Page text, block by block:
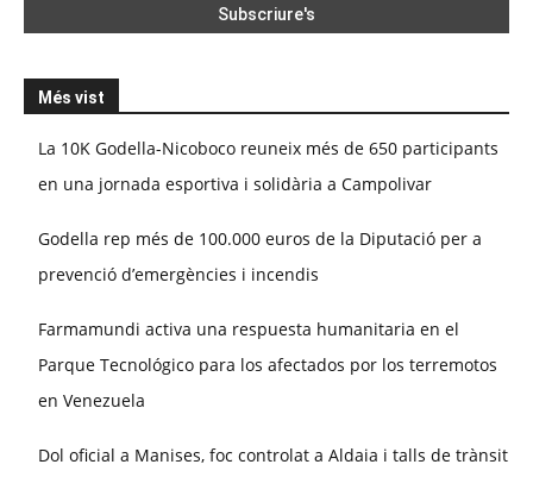
Més vist
La 10K Godella-Nicoboco reuneix més de 650 participants
en una jornada esportiva i solidària a Campolivar
Godella rep més de 100.000 euros de la Diputació per a
prevenció d’emergències i incendis
Farmamundi activa una respuesta humanitaria en el
Parque Tecnológico para los afectados por los terremotos
en Venezuela
Dol oficial a Manises, foc controlat a Aldaia i talls de trànsit